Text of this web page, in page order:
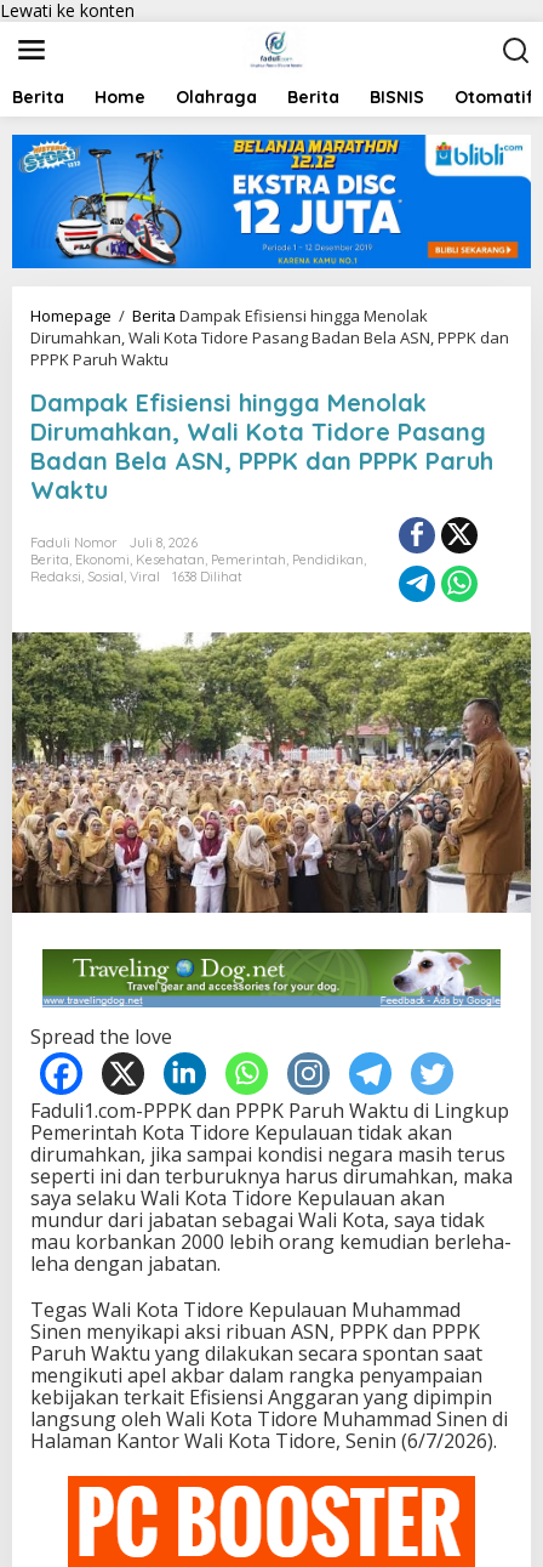
Lewati ke konten
Berita Home Olahraga Berita BISNIS Otomatif
Homepage / Berita Dampak Efisiensi hingga Menolak
Dirumahkan, Wali Kota Tidore Pasang Badan Bela ASN, PPPK dan
PPPK Paruh Waktu
Dampak Efisiensi hingga Menolak
Dirumahkan, Wali Kota Tidore Pasang
Badan Bela ASN, PPPK dan PPPK Paruh
Waktu
Faduli Nomor
Juli 8, 2026
Berita, Ekonomi, Kesehatan, Pemerintah, Pendidikan,
Redaksi, Sosial, Viral 1638 Dilihat
Spread the love
Faduli1.com-PPPK dan PPPK Paruh Waktu di Lingkup
Pemerintah Kota Tidore Kepulauan tidak akan
dirumahkan, jika sampai kondisi negara masih terus
seperti ini dan terburuknya harus dirumahkan, maka
saya selaku Wali Kota Tidore Kepulauan akan
mundur dari jabatan sebagai Wali Kota, saya tidak
mau korbankan 2000 lebih orang kemudian berleha-
leha dengan jabatan.
Tegas Wali Kota Tidore Kepulauan Muhammad
Sinen menyikapi aksi ribuan ASN, PPPK dan PPPK
Paruh Waktu yang dilakukan secara spontan saat
mengikuti apel akbar dalam rangka penyampaian
kebijakan terkait Efisiensi Anggaran yang dipimpin
langsung oleh Wali Kota Tidore Muhammad Sinen di
Halaman Kantor Wali Kota Tidore, Senin (6/7/2026).